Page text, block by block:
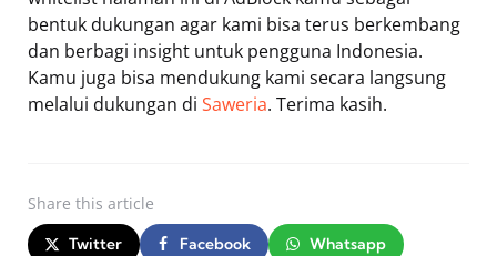
bentuk dukungan agar kami bisa terus berkembang
dan berbagi insight untuk pengguna Indonesia.
Kamu juga bisa mendukung kami secara langsung
melalui dukungan di Saweria. Terima kasih.
Share this article
Twitter Facebook Whatsapp